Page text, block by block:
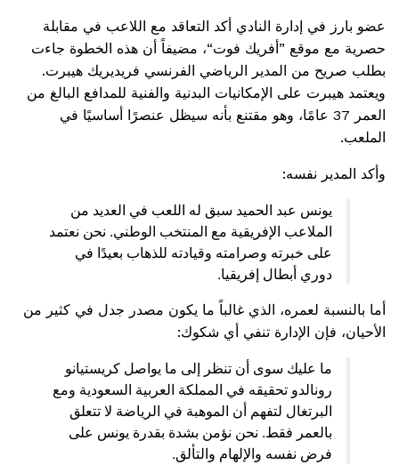
عضو بارز في إدارة النادي أكد التعاقد مع اللاعب في مقابلة
حصرية مع موقع ”أفريك فوت“، مضيفاً أن هذه الخطوة جاءت
بطلب صريح من المدير الرياضي الفرنسي فريديريك هيبرت.
ويعتمد هيبرت على الإمكانيات البدنية والفنية للمدافع البالغ من
العمر 37 عامًا، وهو مقتنع بأنه سيظل عنصرًا أساسيًا في
الملعب.
وأكد المدير نفسه:
يونس عبد الحميد سبق له اللعب في العديد من
الملاعب الإفريقية مع المنتخب الوطني. نحن نعتمد
على خبرته وصرامته وقيادته للذهاب بعيدًا في
دوري أبطال إفريقيا.
أما بالنسبة لعمره، الذي غالباً ما يكون مصدر جدل في كثير من
الأحيان، فإن الإدارة تنفي أي شكوك:
ما عليك سوى أن تنظر إلى ما يواصل كريستيانو
رونالدو تحقيقه في المملكة العربية السعودية ومع
البرتغال لتفهم أن الموهبة في الرياضة لا تتعلق
بالعمر فقط. نحن نؤمن بشدة بقدرة يونس على
فرض نفسه والإلهام والتألق.